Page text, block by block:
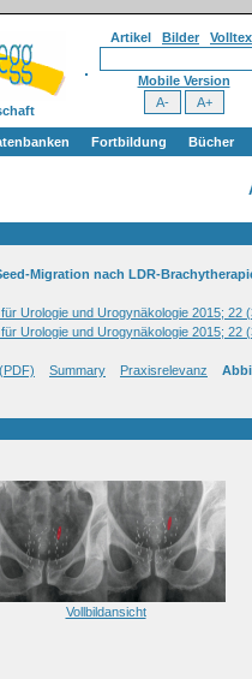
Artikel Bilder
Mobile Version
Fortbildung Bücher
Migration nach LDR-
Urologie und Urogynäkologie 2015;
Urologie und Urogynäkologie 2015;
Summary Praxisrelevanz
Vollbildansicht